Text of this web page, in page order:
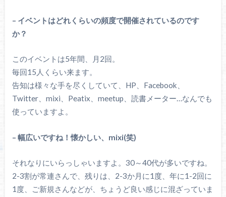
– イベントはどれくらいの頻度で開催されているのです
か？
このイベントは5年間、月2回。
毎回15人くらい来ます。
告知は様々な手を尽くしていて、HP、Facebook、
Twitter、mixi、Peatix、meetup、読書メーター…なんでも
使っていますよ。
– 幅広いですね！懐かしい、mixi(笑)
それなりにいらっしゃいますよ。30～40代が多いですね。
2-3割が常連さんで、残りは、2-3か月に1度、年に1-2回に
1度、ご新規さんなどが、ちょうど良い感じに混ざっていま